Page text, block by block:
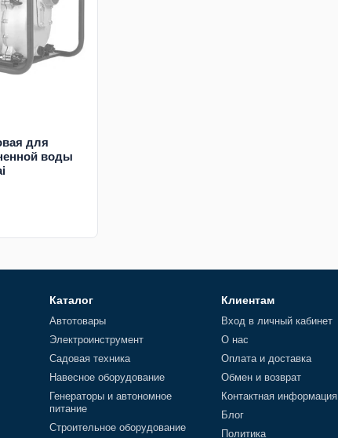
для
воды
Каталог
Автотовары
Электроинструмент
Садовая техника
Навесное оборудование
Генераторы и автономное
питание
Строительное оборудование
Клиентам
Вход в личный кабинет
О нас
Оплата и доставка
Обмен и возврат
Контактная информация
Блог
Политика